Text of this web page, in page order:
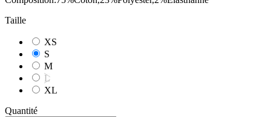
Taille
XS
S
M
L
XL
Quantité